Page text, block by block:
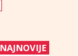
NAJNOVIJE